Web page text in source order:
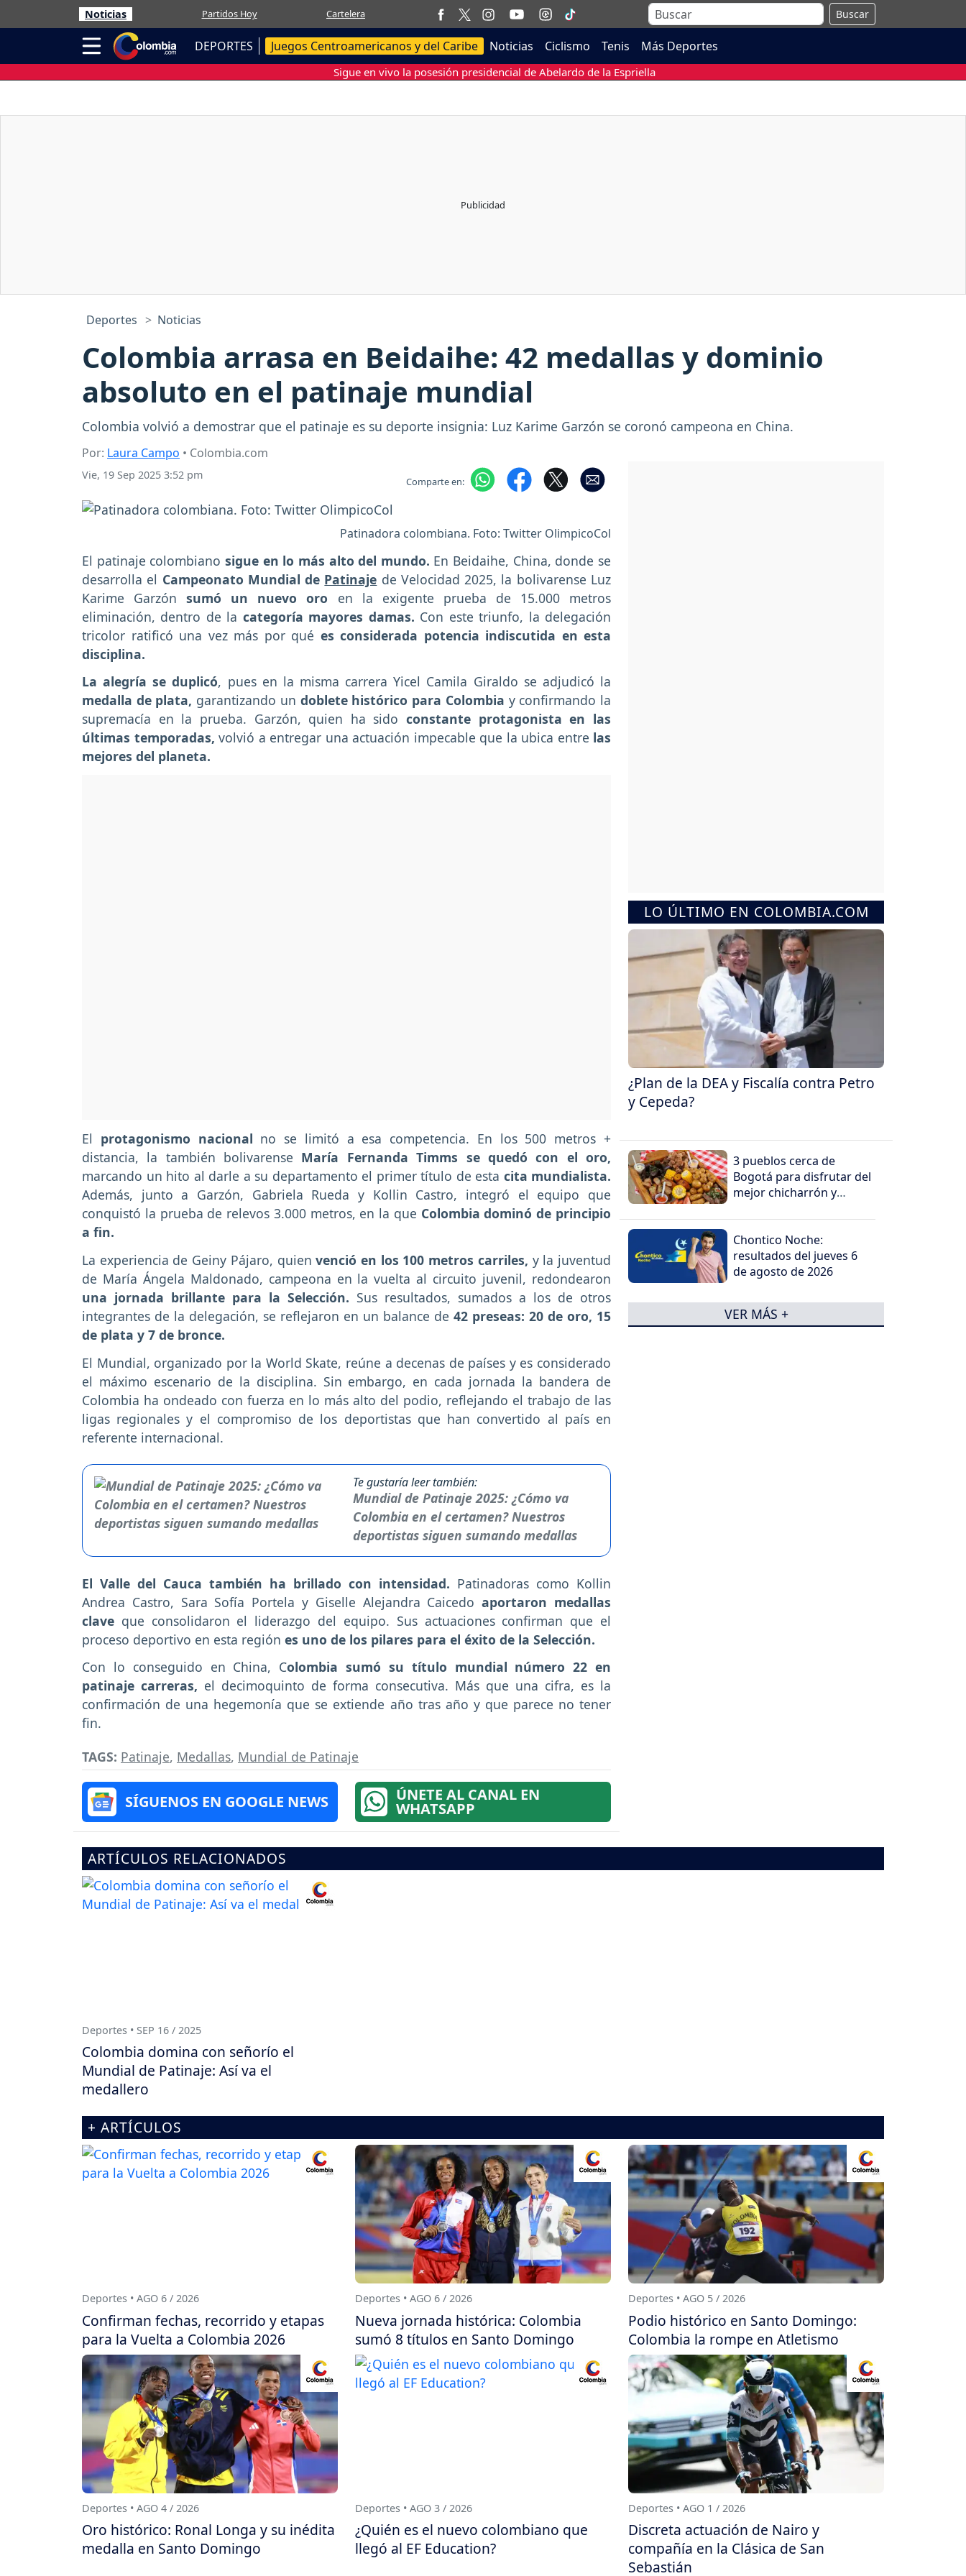
Noticias Partidos Hoy Cartelera Buscar
DEPORTES Juegos Centroamericanos y del Caribe Noticias Ciclismo Tenis Más Deportes
Sigue en vivo la posesión presidencial de Abelardo de la Espriella
Deportes Noticias
Colombia arrasa en Beidaihe: 42 medallas y dominio
absoluto en el patinaje mundial
Colombia volvió a demostrar que el patinaje es su deporte insignia: Luz Karime Garzón se coronó campeona en China.
Por: Laura Campo • Colombia.com
Vie, 19 Sep 2025 3:52 pm Comparte en:
Patinadora colombiana. Foto: Twitter OlimpicoCol
El patinaje colombiano sigue en lo más alto del mundo. En Beidaihe, China, donde se
desarrolla el Campeonato Mundial de Patinaje de Velocidad 2025, la bolivarense Luz
Karime Garzónsumó un nuevo oro en la exigente prueba de 15.000 metros
eliminación, dentro de la categoría mayores damas. Con este triunfo, la delegación
tricolor ratificó una vez más por qué es considerada potencia indiscutida en esta
disciplina.
La alegría se duplicó, pues en la misma carrera Yicel Camila Giraldo se adjudicó la
medalla de plata, garantizando un doblete histórico para Colombia y confirmando la
supremacía en la prueba. Garzón, quien ha sidoconstante protagonista en las
últimas temporadas, volvió a entregar una actuación impecable que la ubica entre las
mejores del planeta.
El protagonismo nacional no se limitó a esa competencia. En los 500 metros +
distancia, la también bolivarense María Fernanda Timms se quedó con el oro,
marcando un hito al darle a su departamento el primer título de esta cita mundialista.
Además, junto a Garzón, Gabriela Rueda y Kollin Castro, integró el equipo que
conquistó la prueba de relevos 3.000 metros, en la que Colombia dominó de principio
a fin.
La experiencia de Geiny Pájaro, quien venció en los 100 metros carriles, y la juventud
de María Ángela Maldonado, campeona en la vuelta al circuito juvenil, redondearon
una jornada brillante para la Selección. Sus resultados, sumados a los de otros
integrantes de la delegación, se reflejaron en un balance de 42 preseas: 20 de oro, 15
de plata y 7 de bronce.
El Mundial, organizado por la World Skate, reúne a decenas de países y es considerado
el máximo escenario de la disciplina. Sin embargo, en cada jornada la bandera de
Colombia ha ondeado con fuerza en lo más alto del podio, reflejando el trabajo de las
ligas regionales y el compromiso de los deportistas que han convertido al país en
referente internacional.
Te gustaría leer también:
Mundial de Patinaje 2025: ¿Cómo va
Colombia en el certamen? Nuestros
deportistas siguen sumando medallas
El Valle del Cauca también ha brillado con intensidad. Patinadoras como Kollin
Andrea Castro, Sara Sofía Portela y Giselle Alejandra Caicedo aportaron medallas
clave que consolidaron el liderazgo del equipo. Sus actuaciones confirman que el
proceso deportivo en esta región es uno de los pilares para el éxito de la Selección.
Con lo conseguido en China, Colombia sumó su título mundial número 22 en
patinaje carreras, el decimoquinto de forma consecutiva. Más que una cifra, es la
confirmación de una hegemonía que se extiende año tras año y que parece no tener
fin.
TAGS: Patinaje, Medallas, Mundial de Patinaje
SÍGUENOS EN GOOGLE NEWS ÚNETE AL CANAL EN
WHATSAPP
LO ÚLTIMO EN COLOMBIA.COM
¿Plan de la DEA y Fiscalía contra Petro
y Cepeda?
3 pueblos cerca de
Bogotá para disfrutar del
mejor chicharrón y
Chontico Noche:
resultados del jueves 6
de agosto de 2026
VER MÁS +
ARTÍCULOS RELACIONADOS
Deportes • SEP 16 / 2025
Colombia domina con señorío el
Mundial de Patinaje: Así va el
medallero
+ ARTÍCULOS
Deportes • AGO 6 / 2026
Confirman fechas, recorrido y etapas
para la Vuelta a Colombia 2026
Deportes • AGO 6 / 2026
Nueva jornada histórica: Colombia
sumó 8 títulos en Santo Domingo
Deportes • AGO 5 / 2026
Podio histórico en Santo Domingo:
Colombia la rompe en Atletismo
Deportes • AGO 4 / 2026
Oro histórico: Ronal Longa y su inédita
medalla en Santo Domingo
Deportes • AGO 3 / 2026
¿Quién es el nuevo colombiano que
llegó al EF Education?
Deportes • AGO 1 / 2026
Discreta actuación de Nairo y
compañía en la Clásica de San
Sebastián